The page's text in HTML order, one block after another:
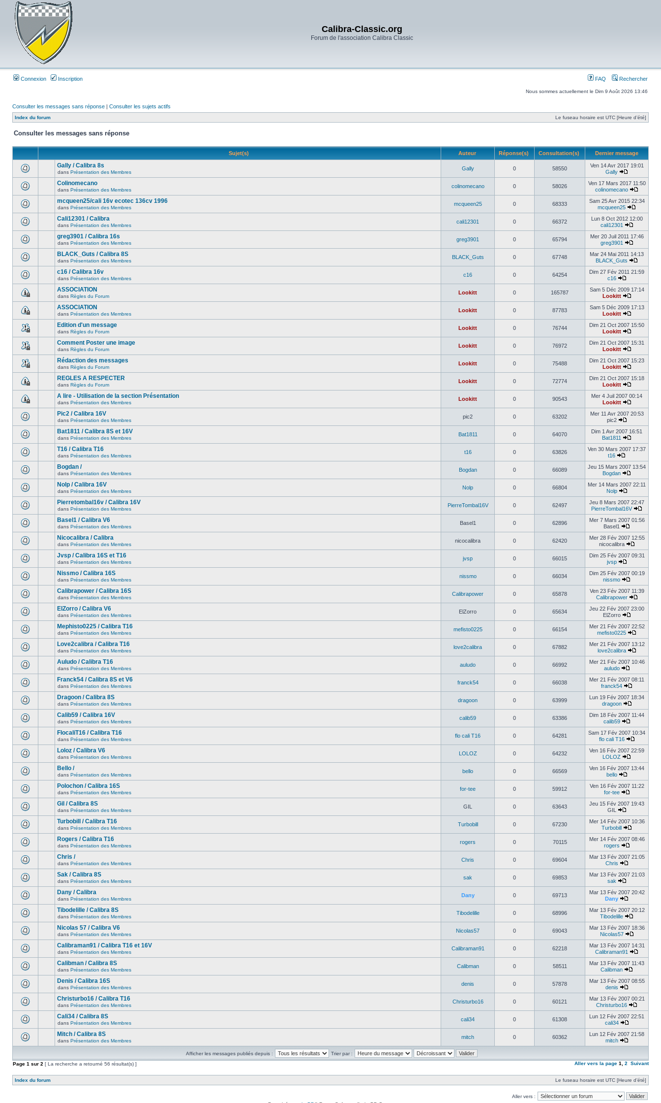
Calibra-Classic.org
Forum de l'association Calibra Classic
Connexion Inscription FAQ Rechercher
Nous sommes actuellement le Dim 9 Août 2026 13:46
Consulter les messages sans réponse | Consulter les sujets actifs
Index du forum Le fuseau horaire est UTC [Heure d’été]
Consulter les messages sans réponse
Sujet(s) Auteur Réponse(s) Consultation(s) Dernier message
Gally / Calibra 8s
dans Présentation des Membres
Gally 0 58550
Ven 14 Avr 2017 19:01
Gally
Colinomecano
dans Présentation des Membres
colinomecano 0 58026
Ven 17 Mars 2017 11:50
colinomecano
mcqueen25/cali 16v ecotec 136cv 1996
dans Présentation des Membres
mcqueen25 0 68333
Sam 25 Avr 2015 22:34
mcqueen25
Cali12301 / Calibra
dans Présentation des Membres
cali12301 0 66372
Lun 8 Oct 2012 12:00
cali12301
greg3901 / Calibra 16s
dans Présentation des Membres
greg3901 0 65794
Mer 20 Juil 2011 17:46
greg3901
BLACK_Guts / Calibra 8S
dans Présentation des Membres
BLACK_Guts 0 67748
Mar 24 Mai 2011 14:13
BLACK_Guts
c16 / Calibra 16v
dans Présentation des Membres
c16 0 64254
Dim 27 Fév 2011 21:59
c16
ASSOCIATION
dans Règles du Forum
Lookitt 0 165787
Sam 5 Déc 2009 17:14
Lookitt
ASSOCIATION
dans Présentation des Membres
Lookitt 0 87783
Sam 5 Déc 2009 17:13
Lookitt
Edition d'un message
dans Règles du Forum
Lookitt 0 76744
Dim 21 Oct 2007 15:50
Lookitt
Comment Poster une image
dans Règles du Forum
Lookitt 0 76972
Dim 21 Oct 2007 15:31
Lookitt
Rédaction des messages
dans Règles du Forum
Lookitt 0 75488
Dim 21 Oct 2007 15:23
Lookitt
REGLES A RESPECTER
dans Règles du Forum
Lookitt 0 72774
Dim 21 Oct 2007 15:18
Lookitt
A lire - Utilisation de la section Présentation
dans Présentation des Membres
Lookitt 0 90543
Mer 4 Juil 2007 00:14
Lookitt
Pic2 / Calibra 16V
dans Présentation des Membres
pic2 0 63202
Mer 11 Avr 2007 20:53
pic2
Bat1811 / Calibra 8S et 16V
dans Présentation des Membres
Bat1811 0 64070
Dim 1 Avr 2007 16:51
Bat1811
T16 / Calibra T16
dans Présentation des Membres
t16 0 63826
Ven 30 Mars 2007 17:37
t16
Bogdan /
dans Présentation des Membres
Bogdan 0 66089
Jeu 15 Mars 2007 13:54
Bogdan
Nolp / Calibra 16V
dans Présentation des Membres
Nolp 0 66804
Mer 14 Mars 2007 22:11
Nolp
Pierretombal16v / Calibra 16V
dans Présentation des Membres
PierreTombal16V 0 62497
Jeu 8 Mars 2007 22:47
PierreTombal16V
Basel1 / Calibra V6
dans Présentation des Membres
Basel1 0 62896
Mer 7 Mars 2007 01:56
Basel1
Nicocalibra / Calibra
dans Présentation des Membres
nicocalibra 0 62420
Mer 28 Fév 2007 12:55
nicocalibra
Jvsp / Calibra 16S et T16
dans Présentation des Membres
jvsp 0 66015
Dim 25 Fév 2007 09:31
jvsp
Nissmo / Calibra 16S
dans Présentation des Membres
nissmo 0 66034
Dim 25 Fév 2007 00:19
nissmo
Calibrapower / Calibra 16S
dans Présentation des Membres
Calibrapower 0 65878
Ven 23 Fév 2007 11:39
Calibrapower
ElZorro / Calibra V6
dans Présentation des Membres
ElZorro 0 65634
Jeu 22 Fév 2007 23:00
ElZorro
Mephisto0225 / Calibra T16
dans Présentation des Membres
mefisto0225 0 66154
Mer 21 Fév 2007 22:52
mefisto0225
Love2calibra / Calibra T16
dans Présentation des Membres
love2calibra 0 67882
Mer 21 Fév 2007 13:12
love2calibra
Auludo / Calibra T16
dans Présentation des Membres
auludo 0 66992
Mer 21 Fév 2007 10:46
auludo
Franck54 / Calibra 8S et V6
dans Présentation des Membres
franck54 0 66038
Mer 21 Fév 2007 08:11
franck54
Dragoon / Calibra 8S
dans Présentation des Membres
dragoon 0 63999
Lun 19 Fév 2007 18:34
dragoon
Calib59 / Calibra 16V
dans Présentation des Membres
calib59 0 63386
Dim 18 Fév 2007 11:44
calib59
FlocaliT16 / Calibra T16
dans Présentation des Membres
flo cali T16 0 64281
Sam 17 Fév 2007 10:34
flo cali T16
Loloz / Calibra V6
dans Présentation des Membres
LOLOZ 0 64232
Ven 16 Fév 2007 22:59
LOLOZ
Bello /
dans Présentation des Membres
bello 0 66569
Ven 16 Fév 2007 13:44
bello
Polochon / Calibra 16S
dans Présentation des Membres
for-tee 0 59912
Ven 16 Fév 2007 11:22
for-tee
Gil / Calibra 8S
dans Présentation des Membres
GIL 0 63643
Jeu 15 Fév 2007 19:43
GIL
Turbobill / Calibra T16
dans Présentation des Membres
Turbobill 0 67230
Mer 14 Fév 2007 10:36
Turbobill
Rogers / Calibra T16
dans Présentation des Membres
rogers 0 70115
Mer 14 Fév 2007 08:46
rogers
Chris /
dans Présentation des Membres
Chris 0 69604
Mar 13 Fév 2007 21:05
Chris
Sak / Calibra 8S
dans Présentation des Membres
sak 0 69853
Mar 13 Fév 2007 21:03
sak
Dany / Calibra
dans Présentation des Membres
Dany 0 69713
Mar 13 Fév 2007 20:42
Dany
Tibodelille / Calibra 8S
dans Présentation des Membres
Tibodelille 0 68996
Mar 13 Fév 2007 20:12
Tibodelille
Nicolas 57 / Calibra V6
dans Présentation des Membres
Nicolas57 0 69043
Mar 13 Fév 2007 18:36
Nicolas57
Calibraman91 / Calibra T16 et 16V
dans Présentation des Membres
Calibraman91 0 62218
Mar 13 Fév 2007 14:31
Calibraman91
Calibman / Calibra 8S
dans Présentation des Membres
Calibman 0 58511
Mar 13 Fév 2007 11:43
Calibman
Denis / Calibra 16S
dans Présentation des Membres
denis 0 57878
Mar 13 Fév 2007 08:55
denis
Christurbo16 / Calibra T16
dans Présentation des Membres
Christurbo16 0 60121
Mar 13 Fév 2007 00:21
Christurbo16
Cali34 / Calibra 8S
dans Présentation des Membres
cali34 0 61308
Lun 12 Fév 2007 22:51
cali34
Mitch / Calibra 8S
dans Présentation des Membres
mitch 0 60362
Lun 12 Fév 2007 21:58
mitch
Afficher les messages publiés depuis :
Trier par :
Page 1 sur 2 [ La recherche a retourné 56 résultat(s) ] Aller vers la page 1 2 Suivant
Index du forum Le fuseau horaire est UTC [Heure d’été]
Aller vers :